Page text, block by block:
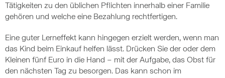
Tätigkeiten zu den üblichen Pflichten innerhalb einer Familie
gehören und welche eine Bezahlung rechtfertigen.
Eine guter Lerneffekt kann hingegen erzielt werden, wenn man
das Kind beim Einkauf helfen lässt. Drücken Sie der oder dem
Kleinen fünf Euro in die Hand – mit der Aufgabe, das Obst für
den nächsten Tag zu besorgen. Das kann schon im